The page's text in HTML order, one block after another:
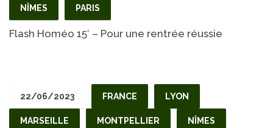
NÎMES PARIS
Flash Homéo 15′ – Pour une rentrée réussie
22/06/2023 FRANCE LYON
MARSEILLE MONTPELLIER NÎMES